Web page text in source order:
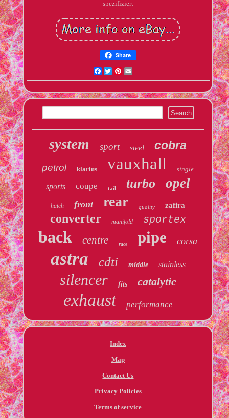
spezifiziert
Share
Facebook
TwitterPinterest
system sport steel cobra
petrol klarius vauxhall single
sports coupe tail turbo opel
hatch front rear quality zafira
converter manifold sportex
back centre race pipe corsa
astra cdti middle stainless
silencer fits catalytic
exhaust performance
Index
Map
Contact Us
Privacy Policies
Terms of service